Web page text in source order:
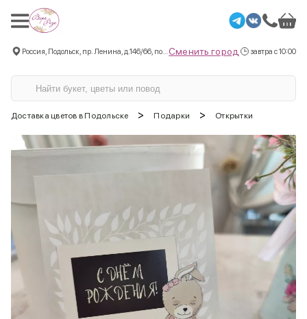
Сменить город завтра с 10:00
Доставка цветов в Подольске > Подарки > Открытки